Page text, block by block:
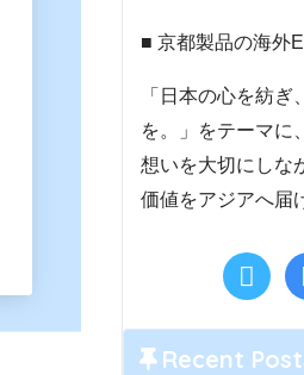
■ 京都製品の海外
「日本の心を紡
を。」をテーマに
想いを大切にしな
価値をアジアへ届
Recent